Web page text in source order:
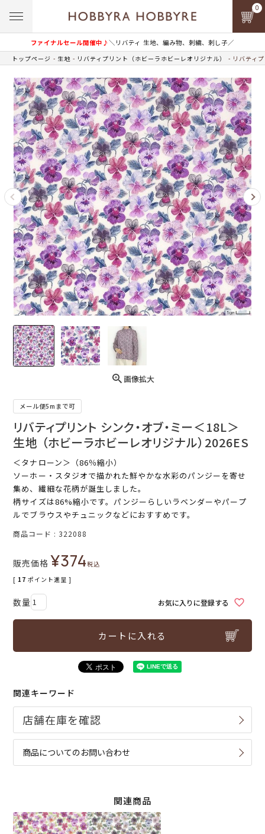
ファイナルセール開催中♪＼リバティ 生地、編み物、刺繍、刺し子／
0
トップページ 生地 リバティプリント（ホビーラホビーレオリジナル） リバティ
画像拡大
メール便5mまで可
リバティプリント シンク・オブ・ミー＜18L＞
生地 （ホビーラホビーレオリジナル）2026ES
＜タナローン＞（86％縮小）
ソーホー・スタジオで描かれた鮮やかな水彩のパンジーを寄せ
集め、繊細な花柄が誕生しました。
柄サイズは86%縮小です。パンジーらしいラベンダーやパープ
ルでブラウスやチュニックなどにおすすめです。
商品コード 322088
販売価格 ¥374税込
[ 17 ポイント進呈 ]
お気に入りに登録する
カートに入れる
関連キーワード
商品についてのお問い合わせ
関連商品